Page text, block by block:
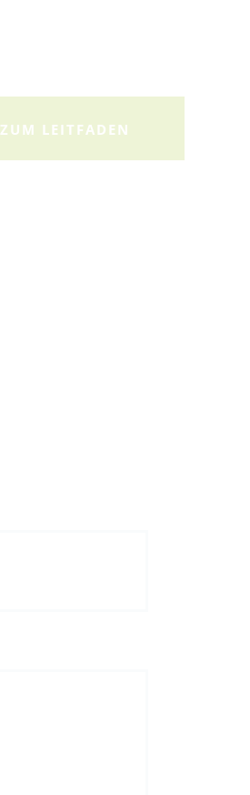
ZUM LEITFADEN